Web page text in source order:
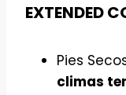
EXTENDED
Pies
climas